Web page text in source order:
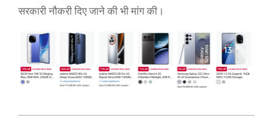
सरकारी नौकरी दिए जाने की भी मांग की।